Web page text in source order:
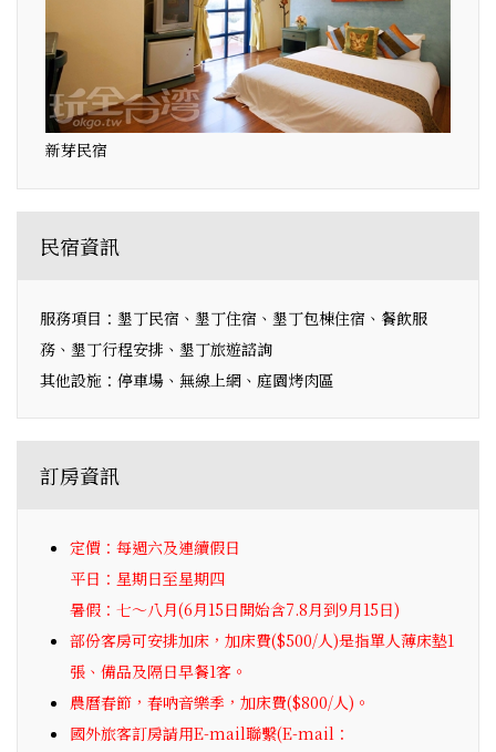
新芽民宿
民宿資訊
服務項目：墾丁民宿、墾丁住宿、墾丁包棟住宿、餐飲服
務、墾丁行程安排、墾丁旅遊諮詢
其他設施：停車場、無線上網、庭園烤肉區
訂房資訊
定價：每週六及連續假日
平日：星期日至星期四
暑假：七～八月(6月15日開始含7.8月到9月15日)
部份客房可安排加床，加床費($500/人)是指單人薄床墊1
張、備品及隔日早餐1客。
農曆春節，春吶音樂季，加床費($800/人)。
國外旅客訂房請用E-mail聯繫(E-mail：